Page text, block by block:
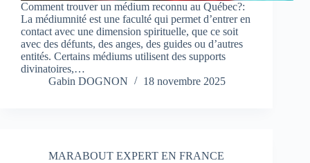
Comment trouver un médium reconnu au Québec?:
La médiumnité est une faculté qui permet d’entrer en
contact avec une dimension spirituelle, que ce soit
avec des défunts, des anges, des guides ou d’autres
entités. Certains médiums utilisent des supports
divinatoires,…
Gabin DOGNON
18 novembre 2025
MARABOUT EXPERT EN FRANCE